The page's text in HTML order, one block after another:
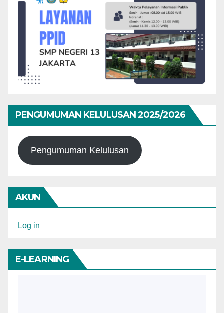
PENGUMUMAN KELULUSAN 2025/2026
Pengumuman Kelulusan
AKUN
Log in
E-LEARNING